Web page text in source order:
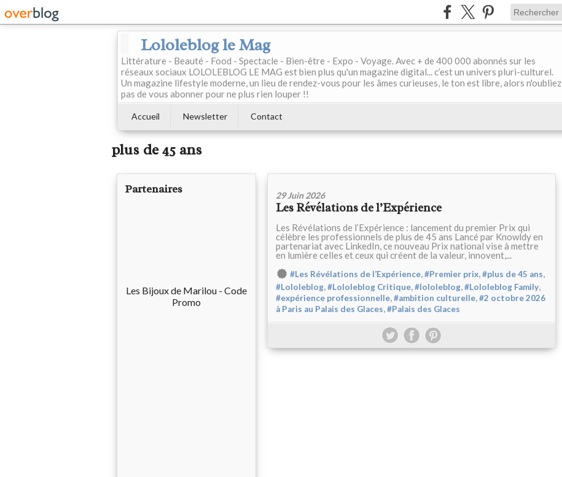
Lololeblog le Mag
Littérature - Beauté - Food - Spectacle - Bien-être - Expo - Voyage. Avec + de 400 000 abonnés sur les
réseaux sociaux LOLOLEBLOG LE MAG est bien plus qu'un magazine digital... c’est un univers pluri-culturel.
Un magazine lifestyle moderne, un lieu de rendez-vous pour les âmes curieuses, le ton est libre, alors n'oubliez
pas de vous abonner pour ne plus rien louper !!
Accueil Newsletter Contact
plus de 45 ans
Partenaires
Les Bijoux de Marilou - Code
Promo
29 Juin 2026
Les Révélations de l’Expérience
Les Révélations de l’Expérience : lancement du premier Prix qui
célèbre les professionnels de plus de 45 ans Lancé par Knowldy en
partenariat avec LinkedIn, ce nouveau Prix national vise à mettre
en lumière celles et ceux qui créent de la valeur, innovent,...
#Les Révélations de l’Expérience,#Premier prix,#plus de 45 ans,
#Lololeblog,#Lololeblog Critique,#lololeblog,#Lololeblog Family,
#expérience professionnelle,#ambition culturelle,#2 octobre 2026
à Paris au Palais des Glaces,#Palais des Glaces